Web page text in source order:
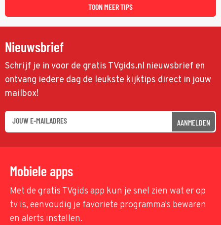
TOON MEER TIPS
Nieuwsbrief
Schrijf je in voor de gratis TVgids.nl nieuwsbrief en
ontvang iedere dag de leukste kijktips direct in jouw
mailbox!
AANMELDEN
Mobiele apps
Met de gratis TVgids app kun je snel zien wat er op
tv is, eenvoudig je favoriete programma's bewaren
en alerts instellen.